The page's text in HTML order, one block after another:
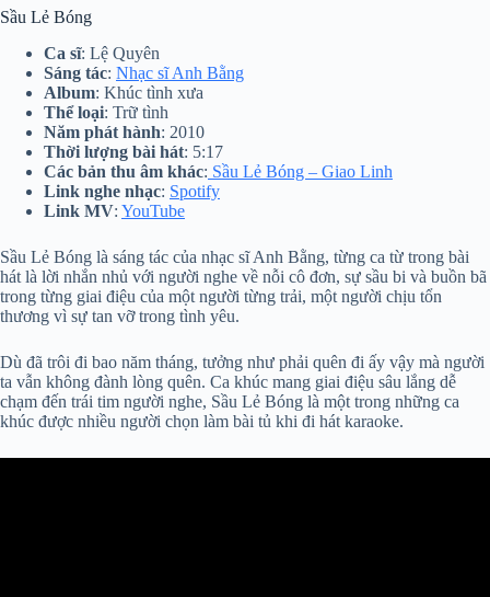
Sầu Lẻ Bóng
Ca sĩ: Lệ Quyên
Sáng tác: Nhạc sĩ Anh Bằng
Album: Khúc tình xưa
Thể loại: Trữ tình
Năm phát hành: 2010
Thời lượng bài hát: 5:17
Các bản thu âm khác: Sầu Lẻ Bóng – Giao Linh
Link nghe nhạc: Spotify
Link MV: YouTube
Sầu Lẻ Bóng là sáng tác của nhạc sĩ Anh Bằng, từng ca từ trong bài
hát là lời nhắn nhủ với người nghe về nỗi cô đơn, sự sầu bi và buồn bã
trong từng giai điệu của một người từng trải, một người chịu tổn
thương vì sự tan vỡ trong tình yêu.
Dù đã trôi đi bao năm tháng, tưởng như phải quên đi ấy vậy mà người
ta vẫn không đành lòng quên. Ca khúc mang giai điệu sâu lắng dễ
chạm đến trái tim người nghe, Sầu Lẻ Bóng là một trong những ca
khúc được nhiều người chọn làm bài tủ khi đi hát karaoke.